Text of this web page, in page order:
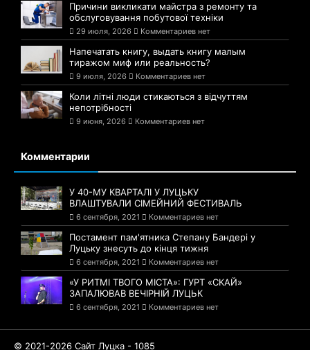
Причини викликати майстра з ремонту та
обслуговування побутової техніки
29 июля, 2026 Комментариев нет
Напечатать книгу, выдать книгу малым
тиражом миф или реальность?
9 июля, 2026 Комментариев нет
Коли літні люди стикаються з відчуттям
непотрібності
9 июня, 2026 Комментариев нет
Комментарии
У 40-МУ КВАРТАЛІ У ЛУЦЬКУ
ВЛАШТУВАЛИ СІМЕЙНИЙ ФЕСТИВАЛЬ
6 сентября, 2021 Комментариев нет
Постамент пам'ятника Степану Бандері у
Луцьку знесуть до кінця тижня
6 сентября, 2021 Комментариев нет
«У РИТМІ ТВОГО МІСТА»: ГУРТ «СКАЙ»
ЗАПАЛЮВАВ ВЕЧІРНІЙ ЛУЦЬК
6 сентября, 2021 Комментариев нет
© 2021-2026 Сайт Луцка - 1085